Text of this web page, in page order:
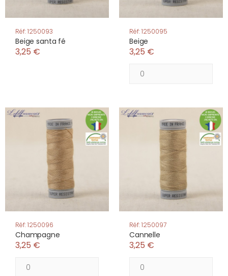
Réf: 1250093
Beige santa fé
3,25 €
Réf: 1250095
Beige
3,25 €
Réf: 1250096
Champagne
3,25 €
Réf: 1250097
Cannelle
3,25 €